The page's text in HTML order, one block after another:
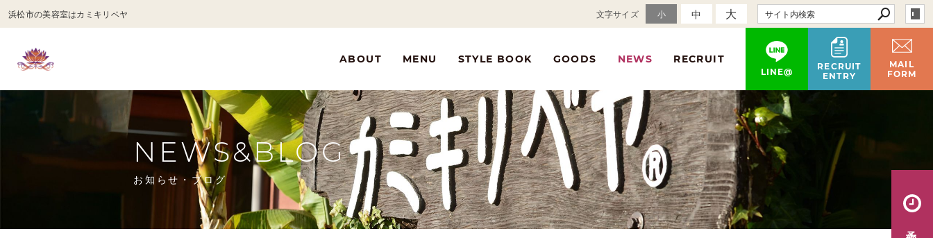
浜松市の美容室はカミキリベヤ 文字サイズ 小 中 大
ABOUT MENU STYLE BOOK GOODS NEWS RECRUIT
LINE@
RECRUIT
ENTRY
MAIL
FORM
NEWS&BLOG
お知らせ・ブログ